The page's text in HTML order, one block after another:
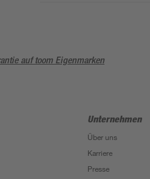
auf toom Eigenmarken
Unternehmen
Über uns
Karriere
Presse